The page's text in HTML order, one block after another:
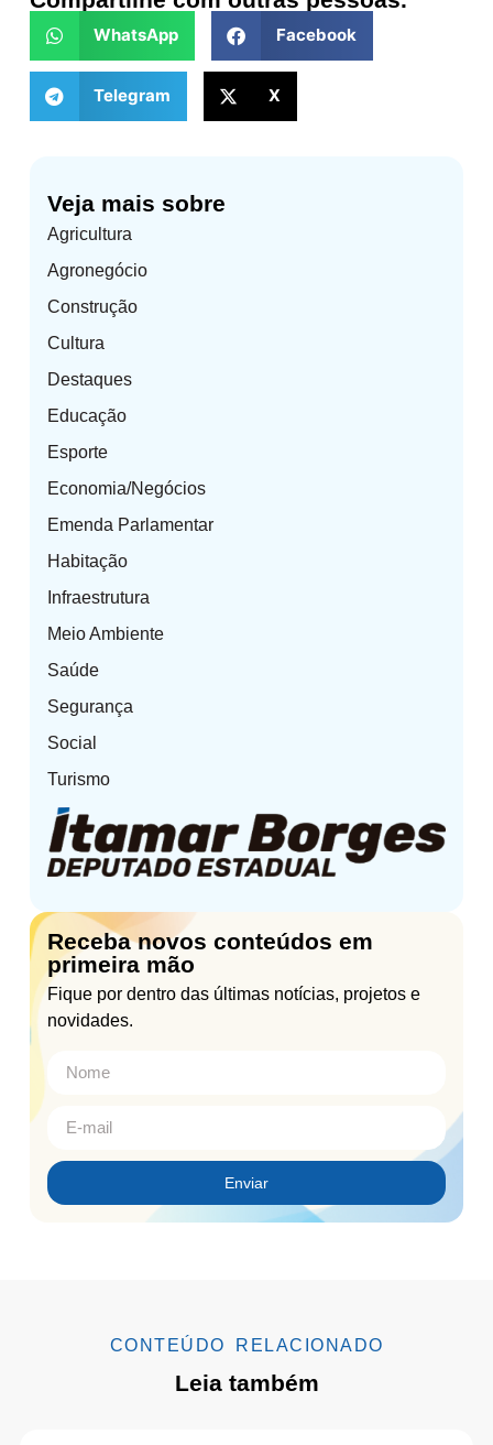
Veja mais sobre
Agricultura
Agronegócio
Construção
Cultura
Destaques
Educação
Esporte
Economia/Negócios
Emenda Parlamentar
Habitação
Infraestrutura
Meio Ambiente
Saúde
Segurança
Social
Turismo
Receba novos conteúdos em
primeira mão
Fique por dentro das últimas notícias, projetos e
novidades.
Enviar
WhatsApp Facebook
Telegram X
CONTEÚDO RELACIONADO
Leia também